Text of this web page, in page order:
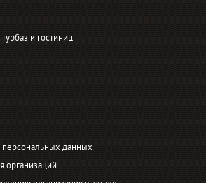
и гостиниц
персональных данных
организаций